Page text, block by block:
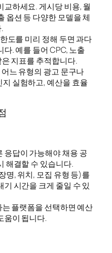
교하세요. 게시당 비용, 월
옵션 등 다양한 모델을 체
도를 미리 정해 두면 과다
다. 예를 들어 CPC, 노출
지표를 추적합니다.
느 유형의 광고 문구나
실험하고, 예산을 효율
응답이 가능해야 채용 공
해결할 수 있습니다.
명, 위치, 모집 유형 등)를
기 시간을 크게 줄일 수 있
플랫폼을 선택하면 예산
움이 됩니다.